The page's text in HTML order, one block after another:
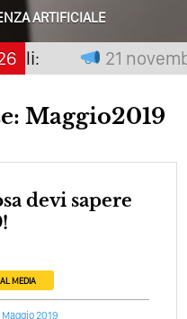
Contenuti Di Valore O
Media? Probabilmente
Politica? Il
Il Mio Intervento Per
Wedding
ARTIFICIALE
21
Maggio2019
MEDIA
Maggio 2019